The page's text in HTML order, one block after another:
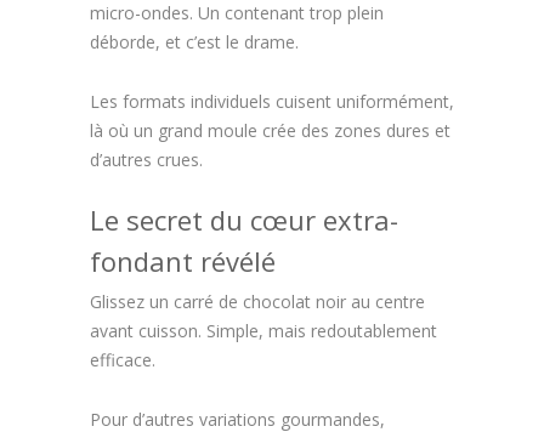
micro-ondes. Un contenant trop plein
déborde, et c’est le drame.
Les formats individuels cuisent uniformément,
là où un grand moule crée des zones dures et
d’autres crues.
Le secret du cœur extra-
fondant révélé
Glissez un carré de chocolat noir au centre
avant cuisson. Simple, mais redoutablement
efficace.
Pour d’autres variations gourmandes,